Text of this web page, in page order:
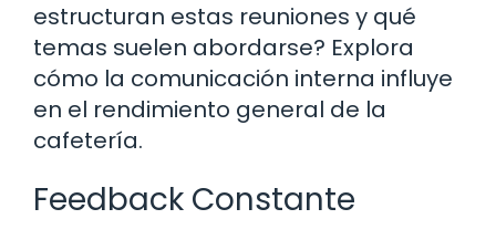
estructuran estas reuniones y qué
temas suelen abordarse? Explora
cómo la comunicación interna influye
en el rendimiento general de la
cafetería.
Feedback Constante